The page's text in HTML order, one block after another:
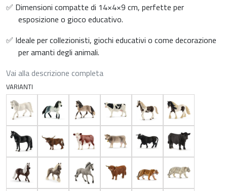
✅ Dimensioni compatte di 14×4×9 cm, perfette per
esposizione o gioco educativo.
✅ Ideale per collezionisti, giochi educativi o come decorazione
per amanti degli animali.
Vai alla descrizione completa
VARIANTI